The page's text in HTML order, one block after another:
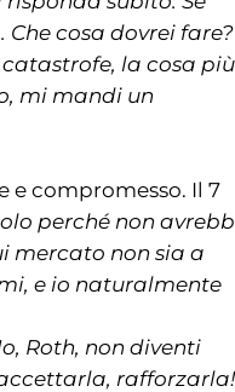
cosa dovrei fare?
la cosa più
mi mandi un
e compromesso. Il 7
perché non
mercato non sia a
e io naturalmente
Roth, non diventi
rafforzarla!